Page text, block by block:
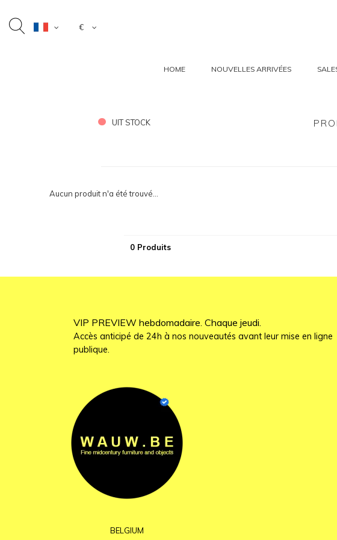
€
HOME NOUVELLES ARRIVÉES
UIT STOCK
Aucun produit n'a été trouvé...
0 Produits
VIP PREVIEW hebdomadaire. Chaque jeudi.
Accès anticipé de 24h à nos nouveautés avant leur mise en ligne
publique.
BELGIUM